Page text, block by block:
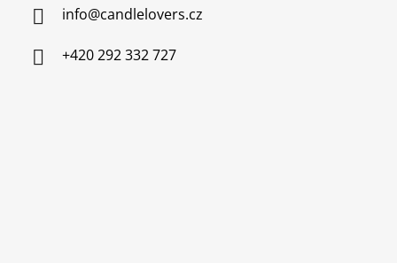
info@candlelovers.cz
+420 292 332 727